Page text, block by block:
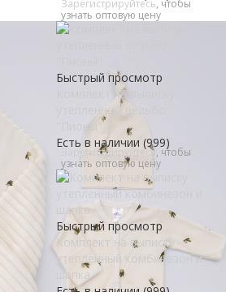
Зарегистрируйтесь, чтобы
узнать оптовую цену
Быстрый просмотр
Комплект на выписку
утепленный вельбо
"Пионы"
Есть в наличии (999)
Зарегистрируйтесь , чтобы
узнать оптовую цену
Быстрый просмотр
Комплект на выписку
утепленный комбинезон и
шапка